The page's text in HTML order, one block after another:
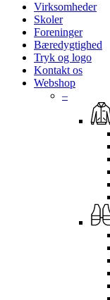
Virksomheder
Skoler
Foreninger
Bæredygtighed
Tryk og logo
Kontakt os
Webshop
–